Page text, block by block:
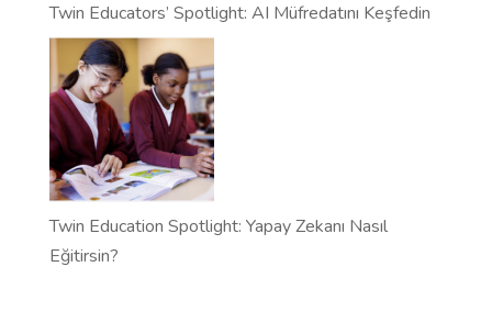
Twin Educators’ Spotlight: AI Müfredatını Keşfedin
Twin Education Spotlight: Yapay Zekanı Nasıl
Eğitirsin?